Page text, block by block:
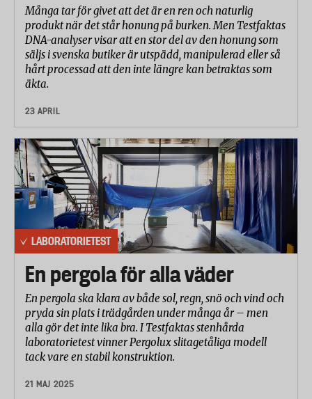
Många tar för givet att det är en ren och naturlig
produkt när det står honung på burken. Men Testfaktas
DNA-analyser visar att en stor del av den honung som
säljs i svenska butiker är utspädd, manipulerad eller så
hårt processad att den inte längre kan betraktas som
äkta.
23 APRIL
LABORATORIETEST
En pergola för alla väder
En pergola ska klara av både sol, regn, snö och vind och
pryda sin plats i trädgården under många år – men
alla gör det inte lika bra. I Testfaktas stenhårda
laboratorietest vinner Pergolux slitagetåliga modell
tack vare en stabil konstruktion.
21 MAJ 2025